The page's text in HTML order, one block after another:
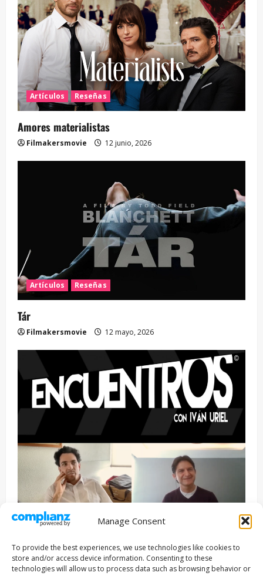
Manage Consent
To provide the best experiences, we use technologies like cookies to
store and/or access device information. Consenting to these
technologies will allow us to process data such as browsing behavior or
Artículos Reseñas
Amores materialistas
Filmakersmovie 12 junio, 2026
Artículos Reseñas
Tár
Filmakersmovie 12 mayo, 2026
Entrevista Series
ENCUENTROS CON IVÁN URIEL T3E22: JUAN PATRICIO
RIVEROLL